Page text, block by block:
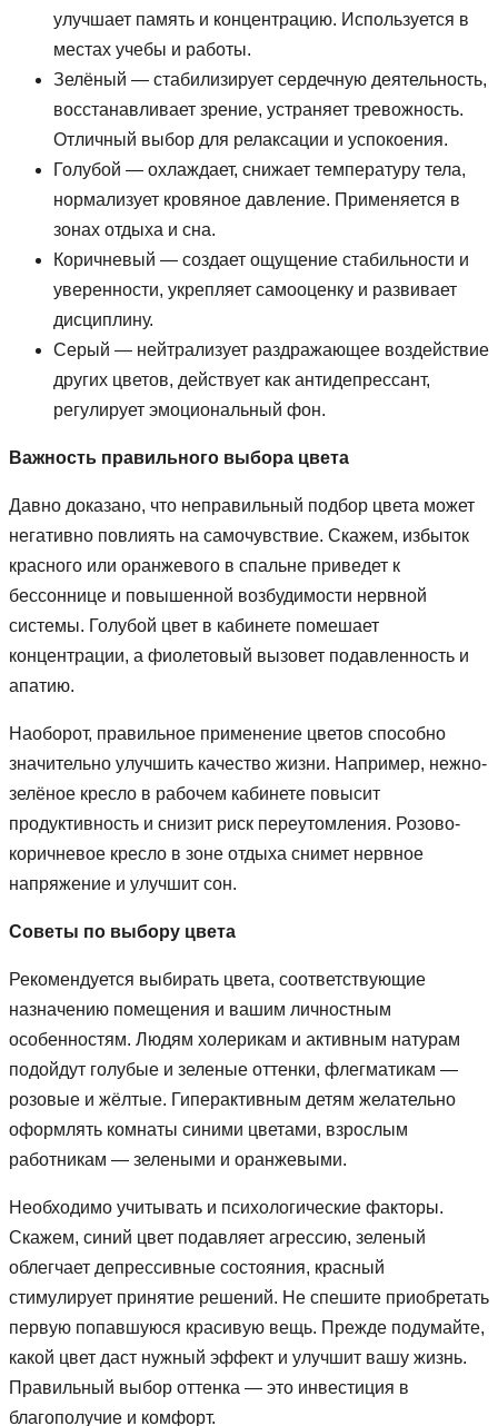
улучшает память и концентрацию. Используется в
местах учебы и работы.
Зелёный — стабилизирует сердечную деятельность,
восстанавливает зрение, устраняет тревожность.
Отличный выбор для релаксации и успокоения.
Голубой — охлаждает, снижает температуру тела,
нормализует кровяное давление. Применяется в
зонах отдыха и сна.
Коричневый — создает ощущение стабильности и
уверенности, укрепляет самооценку и развивает
дисциплину.
Серый — нейтрализует раздражающее воздействие
других цветов, действует как антидепрессант,
регулирует эмоциональный фон.
Важность правильного выбора цвета
Давно доказано, что неправильный подбор цвета может
негативно повлиять на самочувствие. Скажем, избыток
красного или оранжевого в спальне приведет к
бессоннице и повышенной возбудимости нервной
системы. Голубой цвет в кабинете помешает
концентрации, а фиолетовый вызовет подавленность и
апатию.
Наоборот, правильное применение цветов способно
значительно улучшить качество жизни. Например, нежно-
зелёное кресло в рабочем кабинете повысит
продуктивность и снизит риск переутомления. Розово-
коричневое кресло в зоне отдыха снимет нервное
напряжение и улучшит сон.
Советы по выбору цвета
Рекомендуется выбирать цвета, соответствующие
назначению помещения и вашим личностным
особенностям. Людям холерикам и активным натурам
подойдут голубые и зеленые оттенки, флегматикам —
розовые и жёлтые. Гиперактивным детям желательно
оформлять комнаты синими цветами, взрослым
работникам — зелеными и оранжевыми.
Необходимо учитывать и психологические факторы.
Скажем, синий цвет подавляет агрессию, зеленый
облегчает депрессивные состояния, красный
стимулирует принятие решений. Не спешите приобретать
первую попавшуюся красивую вещь. Прежде подумайте,
какой цвет даст нужный эффект и улучшит вашу жизнь.
Правильный выбор оттенка — это инвестиция в
благополучие и комфорт.